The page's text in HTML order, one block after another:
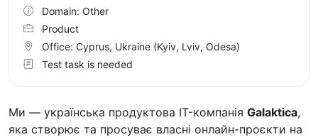
Ми — українська продуктова IT-компанія Galaktica,
яка створює та просуває власні онлайн-проєкти на
Domain: Other
Product
Office: Cyprus, Ukraine (Kyiv, Lviv, Odesa)
Test task is needed